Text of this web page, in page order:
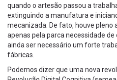
quando o artesão passou a
extinguindo a manufatura e
mecanizada. De fato, houve pleno
apenas pela parca necessidade
ainda ser necessário um forte
fábricas.
Podemos dizer que uma nova